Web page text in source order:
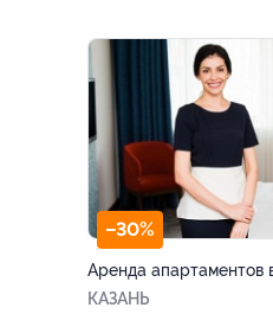
–30%
Аренда апартаментов
КАЗАНЬ